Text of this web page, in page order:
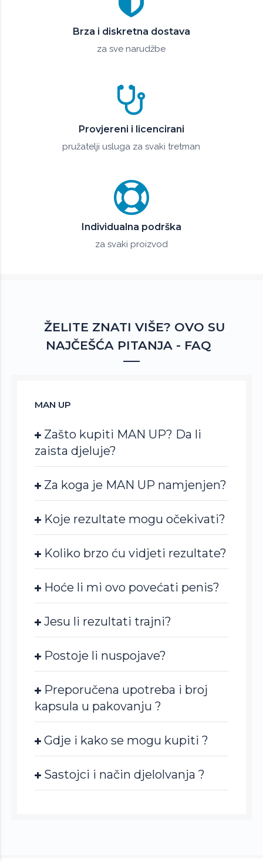
Brza i diskretna dostava
za sve narudžbe
Provjereni i licencirani
pružatelji usluga za svaki tretman
Individualna podrška
za svaki proizvod
ŽELITE ZNATI VIŠE? OVO SU
NAJČEŠĆA PITANJA - FAQ
MAN UP
Zašto kupiti MAN UP? Da li
zaista djeluje?
Za koga je MAN UP namjenjen?
Koje rezultate mogu očekivati?
Koliko brzo ću vidjeti rezultate?
Hoće li mi ovo povećati penis?
Jesu li rezultati trajni?
Postoje li nuspojave?
Preporučena upotreba i broj
kapsula u pakovanju ?
Gdje i kako se mogu kupiti ?
Sastojci i način djelolvanja ?